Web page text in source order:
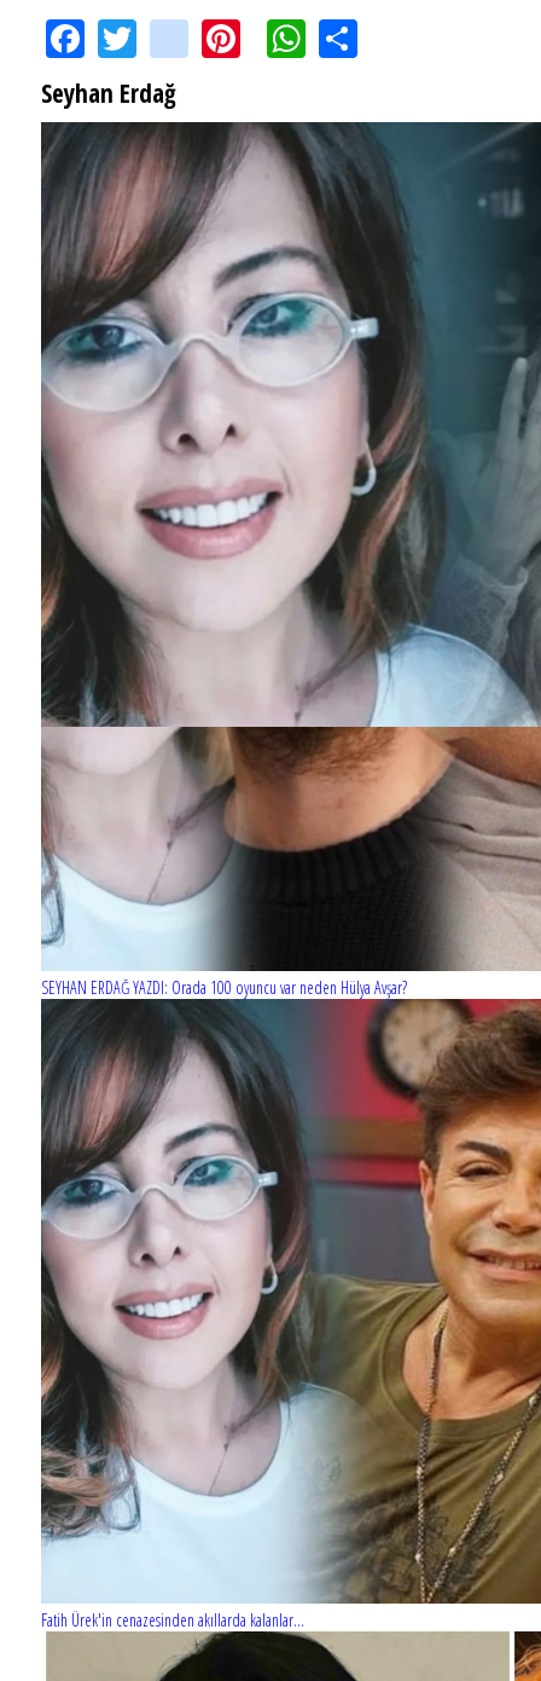
FacebookTwitterinstagramPinterestWhatsApp
Seyhan Erdağ
SEYHAN ERDAĞ YAZDI: Peki Mehmet Ali Erbil bu evliliği neden yaptı?
SEYHAN ERDAĞ YAZDI: Orada 100 oyuncu var neden Hülya Avşar?
Fatih Ürek'in cenazesinden akıllarda kalanlar...